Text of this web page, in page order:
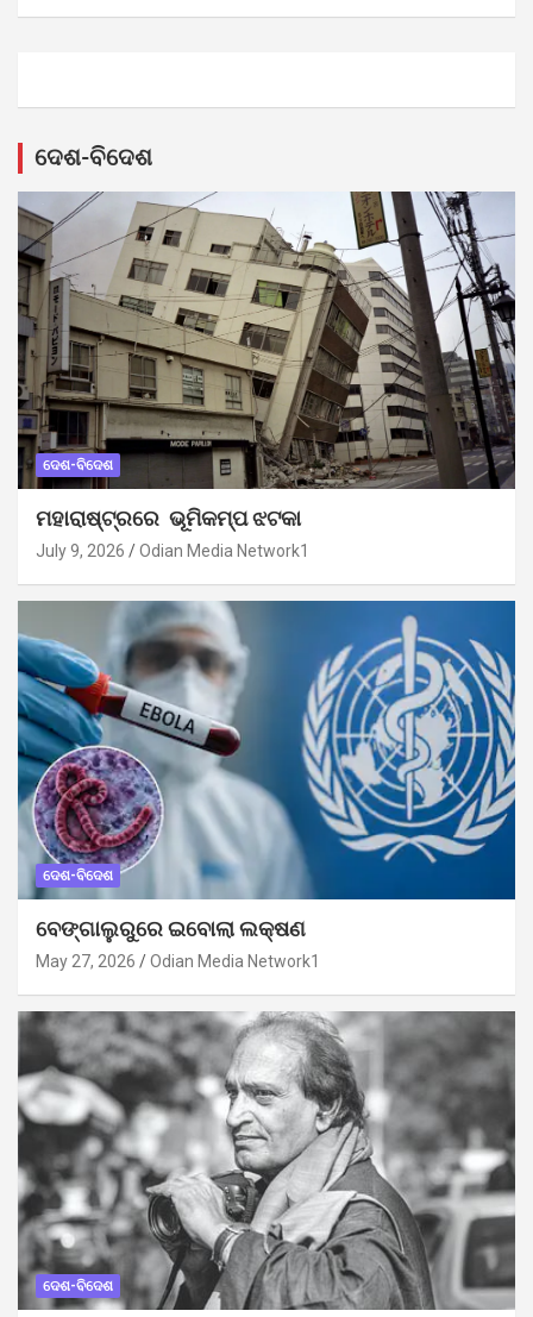
ଦେଶ-ବିଦେଶ
ଦେଶ-ବିଦେଶ
ମହାରାଷ୍ଟ୍ରରେ ଭୂମିକମ୍ପ ଝଟକା
July 9, 2026 Odian Media Network1
ଦେଶ-ବିଦେଶ
ବେଙ୍ଗାଲୁରୁରେ ଇବୋଲା ଲକ୍ଷଣ
May 27, 2026 Odian Media Network1
ଦେଶ-ବିଦେଶ